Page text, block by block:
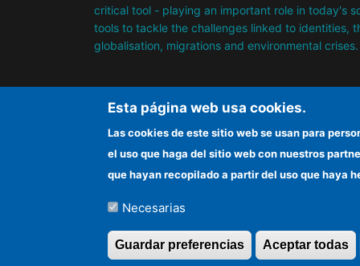
critical tool - playing an important role in today's
tools to tackle the challenges linked to identities,
globalisation, migrations and environmental crises.
©Copyright 2026 Todos los derechos
Esta página web usa cookies.
Las cookies de este sitio web se usan para
el uso que haga del sitio web con nuestros
que hayan recopilado a partir del uso que haya
Necesarias
Guardar preferencias Aceptar todas